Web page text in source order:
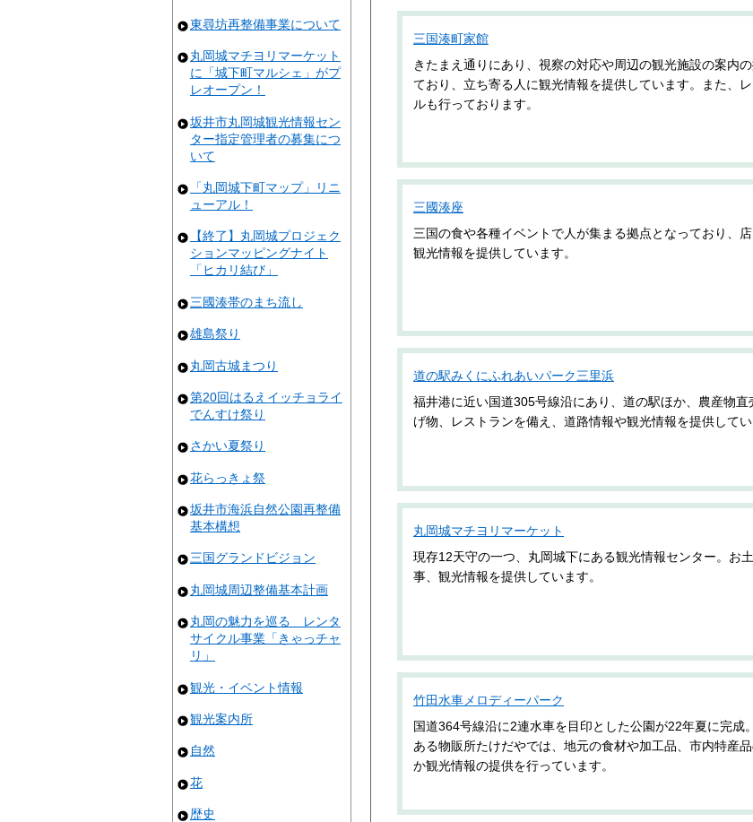
東尋坊再整備事業について
丸岡城マチヨリマーケット
に「城下町マルシェ」がプ
レオープン！
坂井市丸岡城観光情報セン
ター指定管理者の募集につ
いて
「丸岡城下町マップ」リニ
ューアル！
【終了】丸岡城プロジェク
ションマッピングナイト
「ヒカリ結び」
三國湊帯のまち流し
雄島祭り
丸岡古城まつり
第20回はるえイッチョライ
でんすけ祭り
さかい夏祭り
花らっきょ祭
坂井市海浜自然公園再整備
基本構想
三国グランドビジョン
丸岡城周辺整備基本計画
丸岡の魅力を巡る レンタ
サイクル事業「きゃっチャ
リ」
観光・イベント情報
観光案内所
自然
花
歴史
三国湊町家館
きたまえ通りにあり、視察の対応や周辺の観光施設の案内
ており、立ち寄る人に観光情報を提供しています。また、
ルも行っております。
三國湊座
三国の食や各種イベントで人が集まる拠点となっており、
観光情報を提供しています。
道の駅みくにふれあいパーク三里浜
福井港に近い国道305号線沿にあり、道の駅ほか、農産物直
げ物、レストランを備え、道路情報や観光情報を提供してい
丸岡城マチヨリマーケット
現存12天守の一つ、丸岡城下にある観光情報センター。お
事、観光情報を提供しています。
竹田水車メロディーパーク
国道364号線沿に2連水車を目印とした公園が22年夏に完成
ある物販所たけだやでは、地元の食材や加工品、市内特産
か観光情報の提供を行っています。